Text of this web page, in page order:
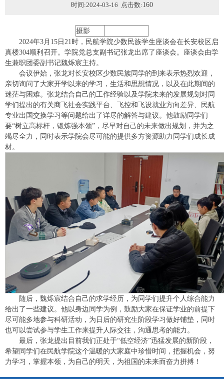
时间:2024-03-16 点击数:160
摄影
2024年3月15日21时，民航学院少数民族学生座谈会在长安校区启
真楼304顺利召开。学院党总支副书记张龙出席了座谈会。座谈会由学
生兼职团委副书记魏烁宸主持。
会议伊始，张龙对长安校区少数民族同学的到来表示热烈欢迎，
亲切询问了大家开学以来的学习，生活和思想情况，以及在此期间的
迷茫与困难。张龙结合自己的工作经验以及学院未来的发展规划对同
学们提出的有关商飞社会实践平台、飞控和飞设就业方向差异、民航
专业出国交换学习等问题给出了详尽的解答与建议。他鼓励同学们
要“树立高标杆，锻炼强本领”，尽早对自己的未来做出规划，并为之
竭尽全力，同时表示学院会尽可能的提供多方资源助力同学们成长成
材。
随后，魏烁宸结合自己的求学经历，为同学们提升个人综合能力
给出了一些建议。他以身边同学为例，鼓励大家在保证学业的前提下
尽可能多地参与科研活动，为日后的研究生阶段学习做好铺垫，同时
也可以尝试参与学生工作来提升人际交往，沟通思考的能力。
最后，张龙提出目前我们正处于“低空经济”迅猛发展的新阶段，
希望同学们在民航学院这个温暖的大家庭中珍惜时间，把握机会，努
力学习，掌握本领，为自己的明天，为祖国的未来而奋力拼搏！